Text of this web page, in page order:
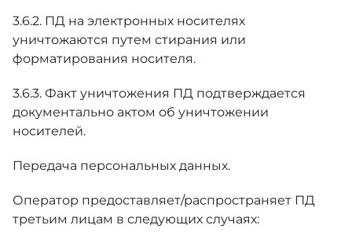
3.6.2. ПД на электронных носителях
уничтожаются путем стирания или
форматирования носителя.
3.6.3. Факт уничтожения ПД подтверждается
документально актом об уничтожении
носителей.
Передача персональных данных.
Оператор предоставляет/распространяет ПД
третьим лицам в следующих случаях: